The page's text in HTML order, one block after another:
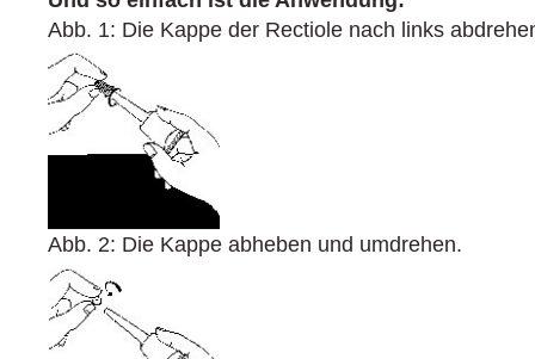
Abb. 1: Die Kappe der Rectiole nach links
Abb. 2: Die Kappe abheben und umdrehen.